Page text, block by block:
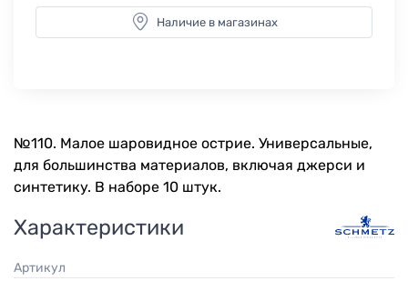
Наличие в магазинах
№110. Малое шаровидное острие. Универсальные,
для большинства материалов, включая джерси и
синтетику. В наборе 10 штук.
Характеристики
Артикул